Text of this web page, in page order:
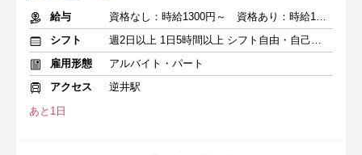
給与
資格なし：時給1300円～ 資格あり：時給1400円～
シフト
週2日以上 1日5時間以上 シフト自由・自己申告
雇用形態
アルバイト・パート
アクセス
逆井駅
あと1日